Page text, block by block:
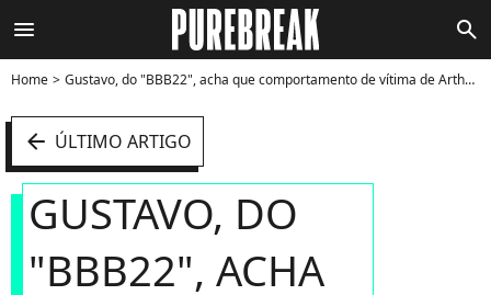
menu search
Home Gustavo, do "BBB22", acha que comportamento de vítima de Arthur Aguiar faz parte da estratégia - Foto
arrow_left ÚLTIMO ARTIGO
GUSTAVO, DO
"BBB22", ACHA